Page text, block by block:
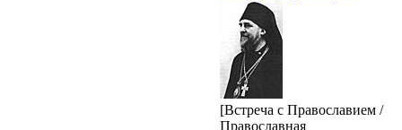
[Встреча с Православием /
Православная